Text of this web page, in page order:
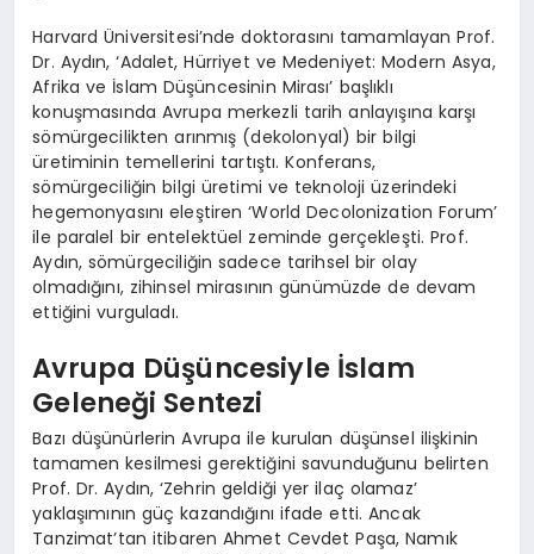
Harvard Üniversitesi’nde doktorasını tamamlayan Prof.
Dr. Aydın, ‘Adalet, Hürriyet ve Medeniyet: Modern Asya,
Afrika ve İslam Düşüncesinin Mirası’ başlıklı
konuşmasında Avrupa merkezli tarih anlayışına karşı
sömürgecilikten arınmış (dekolonyal) bir bilgi
üretiminin temellerini tartıştı. Konferans,
sömürgeciliğin bilgi üretimi ve teknoloji üzerindeki
hegemonyasını eleştiren ‘World Decolonization Forum’
ile paralel bir entelektüel zeminde gerçekleşti. Prof.
Aydın, sömürgeciliğin sadece tarihsel bir olay
olmadığını, zihinsel mirasının günümüzde de devam
ettiğini vurguladı.
Avrupa Düşüncesiyle İslam
Geleneği Sentezi
Bazı düşünürlerin Avrupa ile kurulan düşünsel ilişkinin
tamamen kesilmesi gerektiğini savunduğunu belirten
Prof. Dr. Aydın, ‘Zehrin geldiği yer ilaç olamaz’
yaklaşımının güç kazandığını ifade etti. Ancak
Tanzimat’tan itibaren Ahmet Cevdet Paşa, Namık